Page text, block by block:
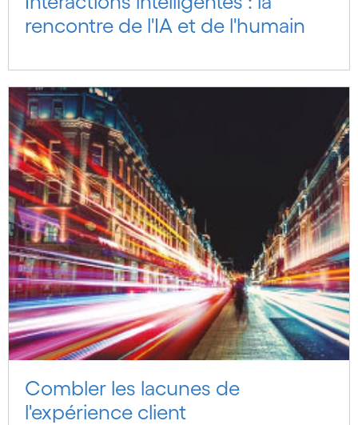
rencontre de l'IA et de l'humain
Combler les lacunes de
l'expérience client